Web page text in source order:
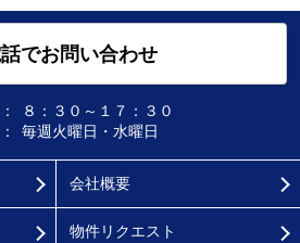
でお問い合わせ
８：３０～１７：３０
毎週火曜日・水曜日
会社概要
物件リクエスト